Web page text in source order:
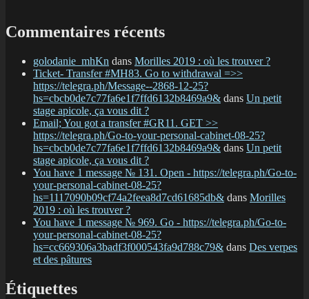
Commentaires récents
golodanie_mhKn dans Morilles 2019 : où les trouver ?
Ticket- Transfer #MH83. Go to withdrawal =>>
https://telegra.ph/Message--2868-12-25?
hs=cbcb0de7c77fa6e1f7ffd6132b8469a9& dans Un petit
stage apicole, ça vous dit ?
Email; You got a transfer #GR11. GET >>
https://telegra.ph/Go-to-your-personal-cabinet-08-25?
hs=cbcb0de7c77fa6e1f7ffd6132b8469a9& dans Un petit
stage apicole, ça vous dit ?
You have 1 message № 131. Open - https://telegra.ph/Go-to-
your-personal-cabinet-08-25?
hs=1117090b09cf74a2feea8d7cd61685db& dans Morilles
2019 : où les trouver ?
You have 1 message № 969. Go - https://telegra.ph/Go-to-
your-personal-cabinet-08-25?
hs=cc669306a3badf3f000543fa9d788c79& dans Des verpes
et des pâtures
Étiquettes